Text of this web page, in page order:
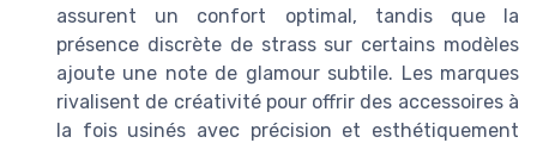
assurent un confort optimal, tandis que la
présence discrète de strass sur certains modèles
ajoute une note de glamour subtile. Les marques
rivalisent de créativité pour offrir des accessoires à
la fois usinés avec précision et esthétiquement